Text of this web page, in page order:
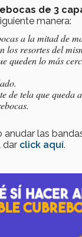
de 3
manera:
a la mitad de
los resortes del
queden lo más
de tela que queda
anudar las
dar click aquí.